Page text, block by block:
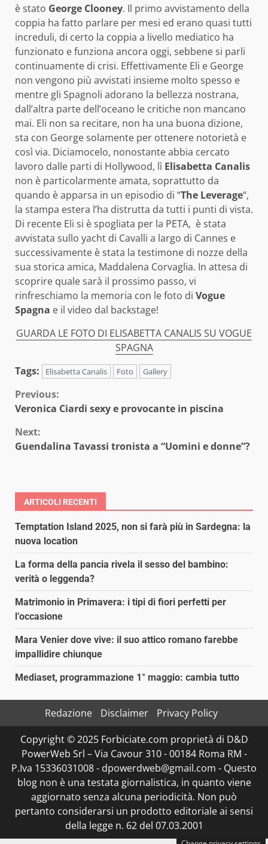
è stato George Clooney. Il primo avvistamento della
coppia ha fatto parlare per mesi ed erano quasi tutti
increduli, di certo la coppia a livello mediatico ha
funzionato e funziona ancora oggi, sebbene si parli
continuamente di crisi. Effettivamente Eli e George
non vengono più avvistati insieme molto spesso e
mentre gli Spagnoli adorano la bellezza nostrana,
dall’altra parte dell’oceano le critiche non mancano
mai. Eli non sa recitare, non ha una buona dizione,
sta con George solamente per ottenere notorietà e
così via. Diciamocelo, nonostante abbia cercato
lavoro dalle parti di Hollywood, lì Elisabetta Canalis
non è particolarmente amata, soprattutto da
quando è apparsa in un episodio di “The Leverage“,
la stampa estera l’ha distrutta da tutti i punti di vista.
Di recente Eli si èspogliata per la PETA, è stata
avvistata sullo yacht di Cavalli a largo di Cannes e
successivamente è stata la testimone di nozze della
sua storica amica, Maddalena Corvaglia. In attesa di
scoprire quale sarà il prossimo passo, vi
rinfreschiamo la memoria con le foto di Vogue
Spagna e il video dal backstage!
GUARDA LE FOTO DI ELISABETTA CANALIS SU VOGUE
SPAGNA
Tags:
Elisabetta Canalis Foto Gallery
Continue
Previous:
Veronica Ciardi sexy e provocante in piscina
Next:
Guendalina Tavassi tronista a “Uomini e donne”?
ARTICOLI RECENTI
Temptation Island 2025, non si farà più in Sardegna: la
nuova location
La forma della pancia rivela il sesso del bambino:
verità o leggenda?
Matrimonio in Primavera: i tipi di fiori perfetti per
l’occasione
Mara Venier dove vive: il suo attico romano farebbe
impallidire chiunque
Mediaset, programmazione 1° maggio: cambia tutto
Redazione Disclaimer
Privacy Policy
Copyright © 2025 Forbiciate.com proprietà di D&D
PowerWeb Srl – Via Cavour 310 - 00184 Roma RM -
P.Iva 15336031008 - dpowerdweb@gmail.com - Questo
blog non è una testata giornalistica, in quanto viene
aggiornato senza alcuna periodicità. Non può
pertanto considerarsi un prodotto editoriale ai sensi
della legge n. 62 del 07.03.2001